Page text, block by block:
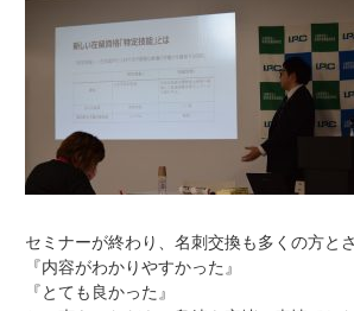
セミナーが終わり、名刺交換も多くの方と
『内容がわかりやすかった』
『とても良かった』